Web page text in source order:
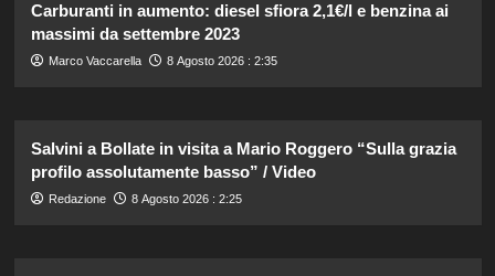
Carburanti in aumento: diesel sfiora 2,1€/l e benzina ai
massimi da settembre 2023
Marco Vaccarella 8 Agosto 2026 : 2:35
Salvini a Bollate in visita a Mario Roggero “Sulla grazia
profilo assolutamente basso” / Video
Redazione 8 Agosto 2026 : 2:25